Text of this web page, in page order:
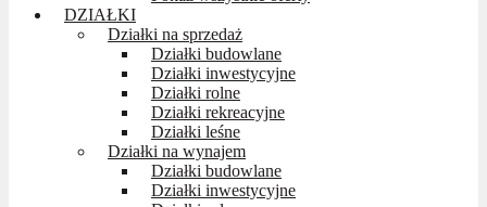
DZIAŁKI
Działki na sprzedaż
Działki budowlane
Działki inwestycyjne
Działki rolne
Działki rekreacyjne
Działki leśne
Działki na wynajem
Działki budowlane
Działki inwestycyjne